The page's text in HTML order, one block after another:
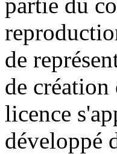
de
de
licence
développé